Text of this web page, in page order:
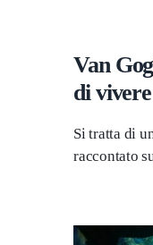
Van
di
Si tratta di
raccontato